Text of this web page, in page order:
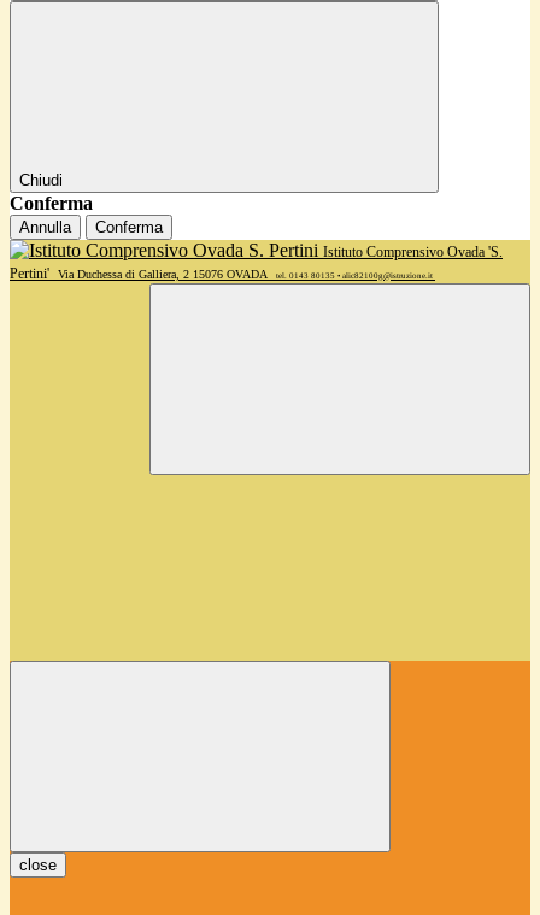
Chiudi
Conferma
Annulla Conferma
Istituto Comprensivo Ovada 'S.
Pertini'
Via Duchessa di Galliera, 2 15076 OVADA tel. 0143 80135 • alic82100g@istruzione.it
close